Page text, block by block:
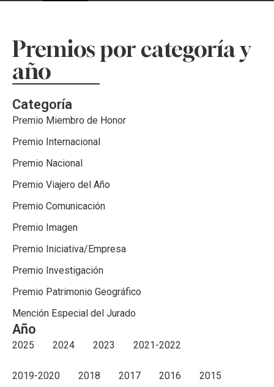
Premios por categoría y
año
Categoría
Premio Miembro de Honor
Premio Internacional
Premio Nacional
Premio Viajero del Año
Premio Comunicación
Premio Imagen
Premio Iniciativa/Empresa
Premio Investigación
Premio Patrimonio Geográfico
Mención Especial del Jurado
Año
2025 2024 2023 2021-2022
2019-2020 2018 2017 2016 2015